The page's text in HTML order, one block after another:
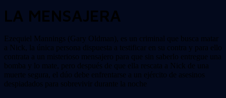
LA MENSAJERA
Ezequiel Mannings (Gary Oldman), es un criminal que busca matar
a Nick, la única persona dispuesta a testificar en su contra y para ello
contrata a un misterioso mensajero para que sin saberlo entregue una
bomba y lo mate, pero después de que ella rescata a Nick de una
muerte segura, el dúo debe enfrentarse a un ejército de asesinos
despiadados para sobrevivir durante la noche